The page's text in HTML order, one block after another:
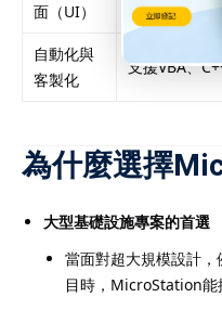
面（UI）
化
自動化與
客製化
支援VBA、
為什麼選擇
大型基礎設施專案的首選
當面對超大規模設計
目時，MicroStation能